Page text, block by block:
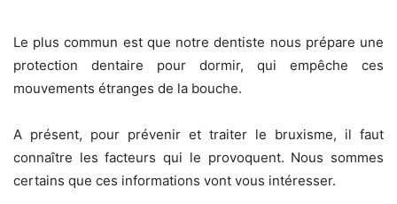
Le plus commun est que notre dentiste nous prépare une
protection dentaire pour dormir, qui empêche ces
mouvements étranges de la bouche.
A présent, pour prévenir et traiter le bruxisme, il faut
connaître les facteurs qui le provoquent. Nous sommes
certains que ces informations vont vous intéresser.